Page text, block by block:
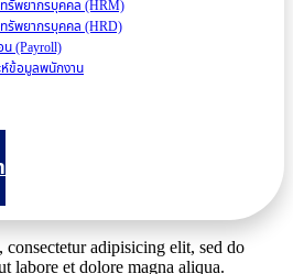
รัพยากรบุคคล (HRM)
รัพยากรบุคคล (HRD)
น (Payroll)
ห์ข้อมูลพนักงาน
adipisicing elit, sed do
labore et dolore magna aliqua.